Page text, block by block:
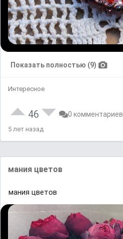
Показать полностью (9)
Интересное
46 0 комментариев
5 лет назад
мания цветов
мания цветов